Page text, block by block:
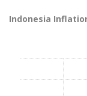
Indonesia